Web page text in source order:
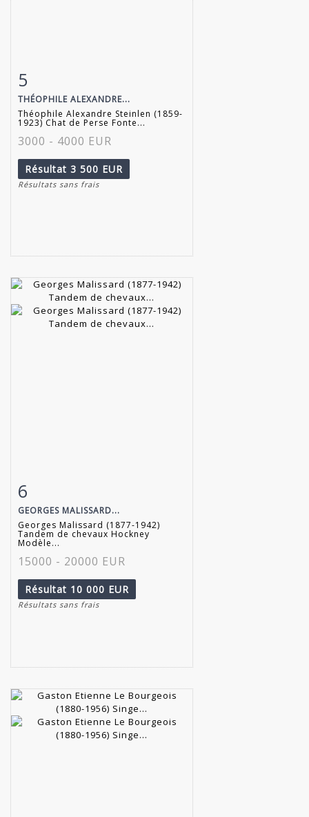
Fiche détaillée
5
THÉOPHILE ALEXANDRE...
Théophile Alexandre Steinlen (1859-
1923) Chat de Perse Fonte...
3000 - 4000 EUR
Résultat 3 500 EUR
Résultats sans frais
Fiche détaillée
6
GEORGES MALISSARD...
Georges Malissard (1877-1942)
Tandem de chevaux Hockney
Modèle...
15000 - 20000 EUR
Résultat 10 000 EUR
Résultats sans frais